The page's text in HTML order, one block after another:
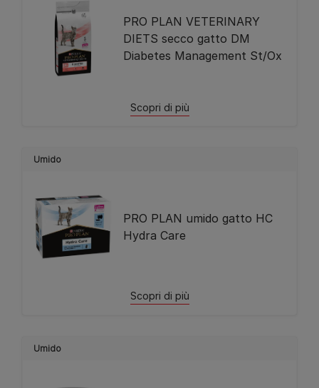
PRO PLAN VETERINARY
DIETS secco gatto DM
Diabetes Management St/Ox
Scopri di più
Umido
PRO PLAN umido gatto HC
Hydra Care
Scopri di più
Umido